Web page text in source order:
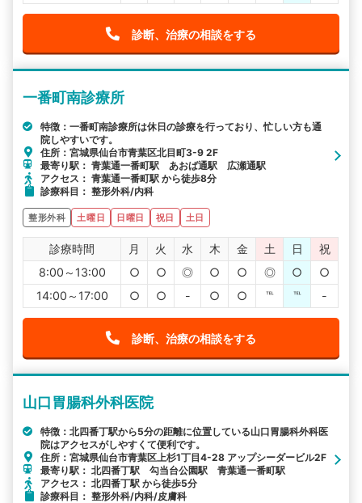
診断、治療の相談をする
一番町南診療所
特徴：一番町南診療所は休日の診療を行っており、忙しい方も通
院しやすいです。
住所：宮城県仙台市青葉区北目町3-9 2F
最寄り駅： 青葉通一番町駅 あおば通駅 広瀬通駅
アクセス： 青葉通一番町駅 から徒歩8分
診療科目： 整形外科/内科
整形外科 土曜日 日曜日 祝日 土日
診療時間 月 火 水 木 金 土 日
祝
8:00～13:00
○ ○ ◎ ○ ○ ◎ ○
○
14:00～17:00
○ ○ - ○ ○ ℡ ℡ -
診断、治療の相談をする
山口胃腸科外科医院
特徴：北四番丁駅から5分の距離に位置している山口胃腸科外科医
院はアクセスがしやすくて便利です。
住所：宮城県仙台市青葉区上杉1丁目4-28 アップシーダービル2F
最寄り駅： 北四番丁駅 勾当台公園駅 青葉通一番町駅
アクセス： 北四番丁駅 から徒歩5分
診療科目： 整形外科/内科/皮膚科